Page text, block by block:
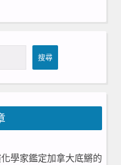
搜尋
學家鑑定加拿大底鱂的